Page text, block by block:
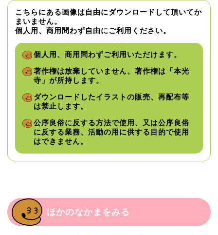
こちらにある画像は自由にダウンロードして頂いてか
まいません。
個人用、商用問わず自由にご利用ください。
個人用、商用問わずご利用いただけます。
著作権は放棄していません。著作権は「本光
寺」が所持します。
ダウンロードしたイラストの販売、再配布等
は禁止します。
公序良俗に反する方法で使用、又は公序良俗
に反する業務、活動の用に供する目的で使用
はできません。
ほかのなかまをみる